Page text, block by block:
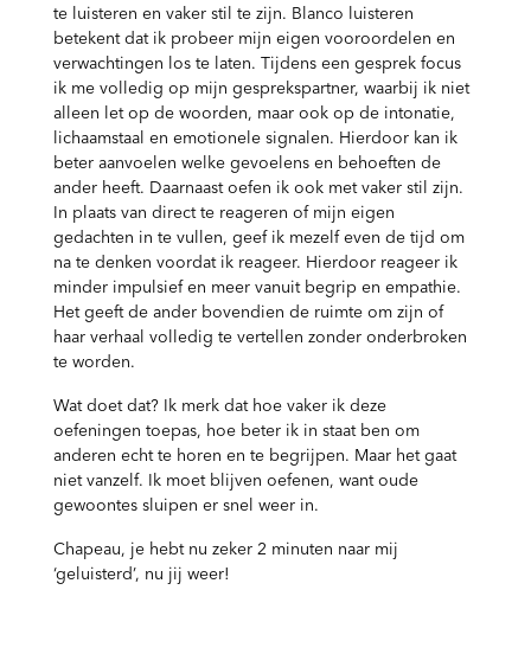
te luisteren en vaker stil te zijn. Blanco luisteren
betekent dat ik probeer mijn eigen vooroordelen en
verwachtingen los te laten. Tijdens een gesprek focus
ik me volledig op mijn gesprekspartner, waarbij ik niet
alleen let op de woorden, maar ook op de intonatie,
lichaamstaal en emotionele signalen. Hierdoor kan ik
beter aanvoelen welke gevoelens en behoeften de
ander heeft. Daarnaast oefen ik ook met vaker stil zijn.
In plaats van direct te reageren of mijn eigen
gedachten in te vullen, geef ik mezelf even de tijd om
na te denken voordat ik reageer. Hierdoor reageer ik
minder impulsief en meer vanuit begrip en empathie.
Het geeft de ander bovendien de ruimte om zijn of
haar verhaal volledig te vertellen zonder onderbroken
te worden.
Wat doet dat? Ik merk dat hoe vaker ik deze
oefeningen toepas, hoe beter ik in staat ben om
anderen echt te horen en te begrijpen. Maar het gaat
niet vanzelf. Ik moet blijven oefenen, want oude
gewoontes sluipen er snel weer in.
Chapeau, je hebt nu zeker 2 minuten naar mij
‘geluisterd’, nu jij weer!